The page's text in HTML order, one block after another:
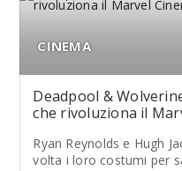
CINEMA
Deadpool &
che rivoluziona il
Ryan Reynolds e Hugh
volta i loro costumi per